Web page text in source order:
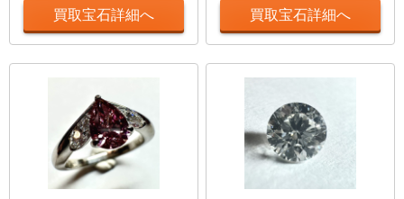
買取宝石詳細へ 買取宝石詳細へ